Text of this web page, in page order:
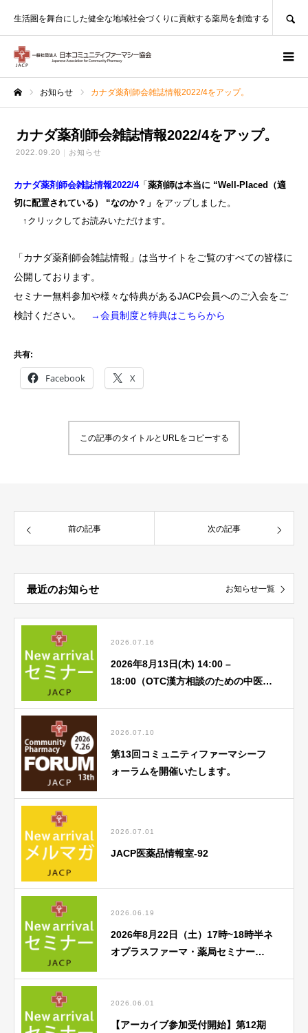
生活圏を舞台にした健全な地域社会づくりに貢献する薬局を創造する
お知らせ カナダ薬剤師会雑誌情報2022/4をアップ。
カナダ薬剤師会雑誌情報2022/4をアップ。
2022.09.20 お知らせ
カナダ薬剤師会雑誌情報2022/4「 薬剤師は本当に “Well-Placed（適
切に配置されている） “なのか？」 をアップしました。
↑クリックしてお読みいただけます。
「カナダ薬剤師会雑誌情報」は当サイトをご覧のすべての皆様に
公開しております。
セミナー無料参加や様々な特典があるJACP会員へのご入会をご
検討ください。
→会員制度と特典はこちらから
共有:
Facebook X
この記事のタイトルとURLをコピーする
前の記事 次の記事
最近のお知らせ お知らせ一覧
2026.07.16
2026年8月13日(木) 14:00 –
18:00（OTC漢方相談のための中医
2026.07.10
第13回コミュニティファーマシーフ
ォーラムを開催いたします。
2026.07.01
JACP医薬品情報室-92
2026.06.19
2026年8月22日（土）17時~18時半ネ
オプラスファーマ・薬局セミナー
2026.06.01
【アーカイブ参加受付開始】第12期